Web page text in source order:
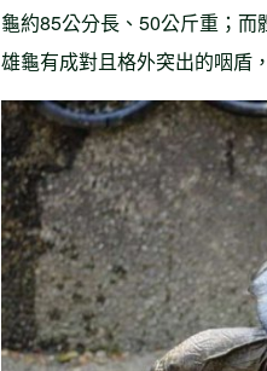
龜約85公分長、50公斤重；而
雄龜有成對且格外突出的咽盾